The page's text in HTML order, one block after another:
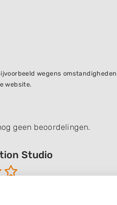
wegens
website.
geen beoordelingen.
Studio